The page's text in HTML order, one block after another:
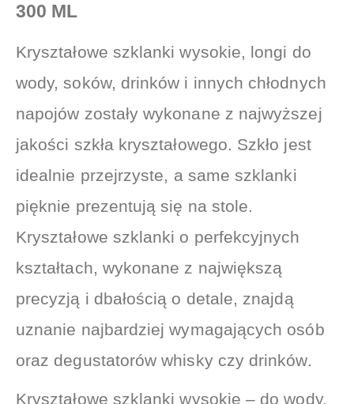
300 ML
Kryształowe szklanki wysokie, longi do
wody, soków, drinków i innych chłodnych
napojów zostały wykonane z najwyższej
jakości szkła kryształowego. Szkło jest
idealnie przejrzyste, a same szklanki
pięknie prezentują się na stole.
Kryształowe szklanki o perfekcyjnych
kształtach, wykonane z największą
precyzją i dbałością o detale, znajdą
uznanie najbardziej wymagających osób
oraz degustatorów whisky czy drinków.
Kryształowe szklanki wysokie – do wody,